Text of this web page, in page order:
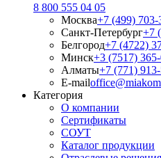
8 800 555 04 05
Москва+7 (499) 703-
Санкт-Петербург+7
Белгород+7 (4722)
Минск+3 (7517)
Алматы+7 (771)
E-mail
Категория
О компании
Сертификаты
СОУТ
Каталог продукции